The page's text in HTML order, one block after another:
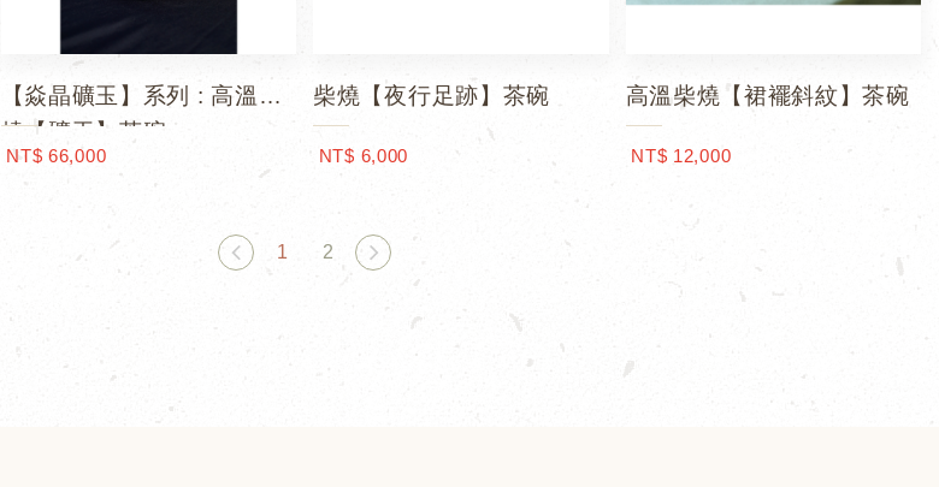
【焱晶礦玉】系列 : 高溫柴
燒【礦玉】茶碗
NT$ 66,000
柴燒【夜行足跡】茶碗
NT$ 6,000
高溫柴燒【裙襬斜紋】茶碗
NT$ 12,000
1 2